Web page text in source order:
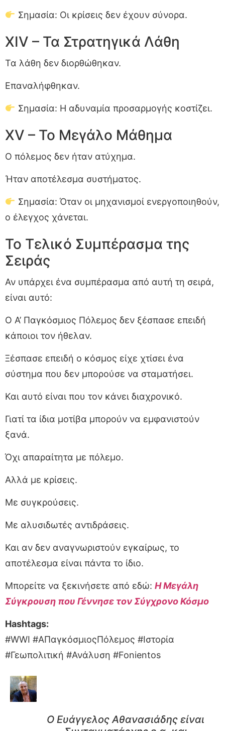
Σημασία: Οι κρίσεις δεν έχουν σύνορα.
XIV – Τα Στρατηγικά Λάθη
Τα λάθη δεν διορθώθηκαν.
Επαναλήφθηκαν.
Σημασία: Η αδυναμία προσαρμογής κοστίζει.
XV – Το Μεγάλο Μάθημα
Ο πόλεμος δεν ήταν ατύχημα.
Ήταν αποτέλεσμα συστήματος.
Σημασία: Όταν οι μηχανισμοί ενεργοποιηθούν,
ο έλεγχος χάνεται.
Το Τελικό Συμπέρασμα της
Σειράς
Αν υπάρχει ένα συμπέρασμα από αυτή τη σειρά,
είναι αυτό:
Ο Α’ Παγκόσμιος Πόλεμος δεν ξέσπασε επειδή
κάποιοι τον ήθελαν.
Ξέσπασε επειδή ο κόσμος είχε χτίσει ένα
σύστημα που δεν μπορούσε να σταματήσει.
Και αυτό είναι που τον κάνει διαχρονικό.
Γιατί τα ίδια μοτίβα μπορούν να εμφανιστούν
ξανά.
Όχι απαραίτητα με πόλεμο.
Αλλά με κρίσεις.
Με συγκρούσεις.
Με αλυσιδωτές αντιδράσεις.
Και αν δεν αναγνωριστούν εγκαίρως, το
αποτέλεσμα είναι πάντα το ίδιο.
Μπορείτε να ξεκινήσετε από εδώ: Η Μεγάλη
Σύγκρουση που Γέννησε τον Σύγχρονο Κόσμο
Hashtags:
#WWI #ΑΠαγκόσμιοςΠόλεμος #Ιστορία
#Γεωπολιτική #Ανάλυση #Fonientos
Ο Ευάγγελος Αθανασιάδης είναι